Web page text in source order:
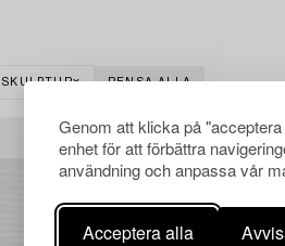
Genom att klicka på
enhet för att förbättra
användning och anpassa vår
Acceptera alla
SKULPTUR RENSA ALLA